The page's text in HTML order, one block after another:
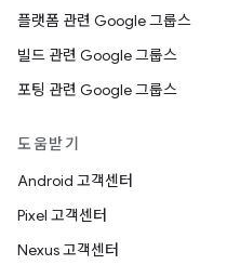
플랫폼 관련 Google 그룹스
빌드 관련 Google 그룹스
포팅 관련 Google 그룹스
도움받기
Android 고객센터
Pixel 고객센터
Nexus 고객센터